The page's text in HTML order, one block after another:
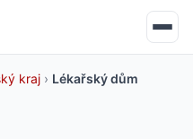
kraj › Lékařský dům